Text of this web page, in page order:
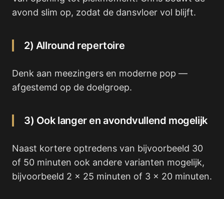
avond slim op, zodat de dansvloer vol blijft.
2) Allround repertoire
Denk aan meezingers en moderne pop —
afgestemd op de doelgroep.
3) Ook langer en avondvullend mogelijk
Naast kortere optredens van bijvoorbeeld 30
of 50 minuten ook andere varianten mogelijk,
bijvoorbeeld 2 x 25 minuten of 3 x 20 minuten.